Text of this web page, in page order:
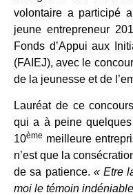
volontaire a participé
jeune entrepreneur
Fonds d’Appui aux
(FAIEJ), avec le
de la jeunesse et de
Lauréat de ce
qui a à peine
10ème meilleure
n’est que la
de sa patience. « Etre
moi le témoin